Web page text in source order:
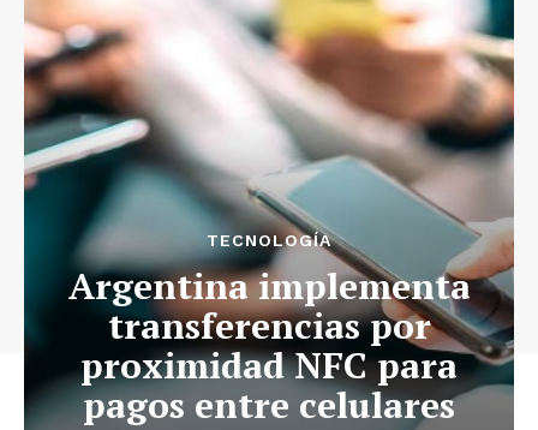
TECNOLOGÍA
Argentina implementa
transferencias por
proximidad NFC para
pagos entre celulares